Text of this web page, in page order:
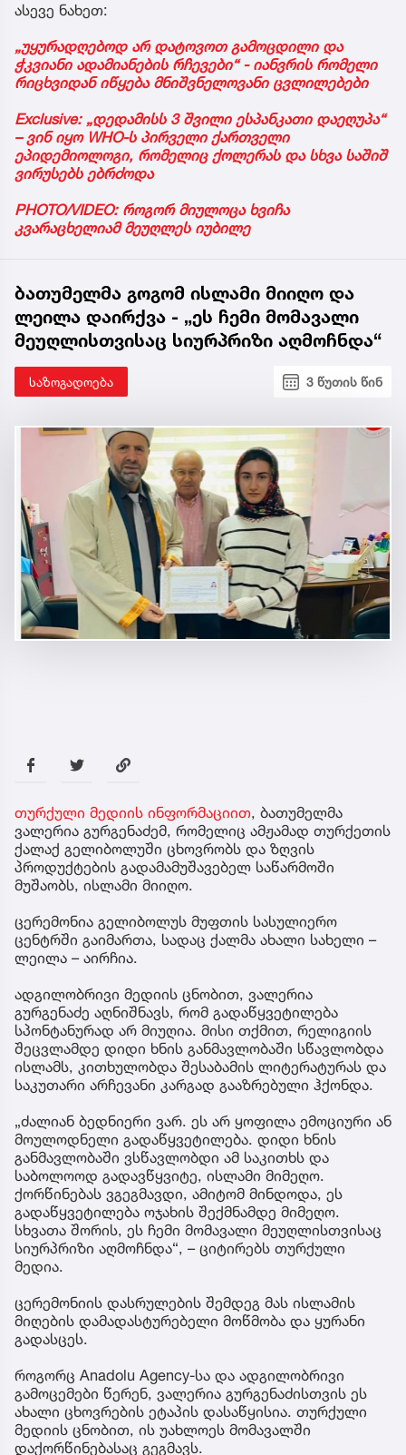
ასევე ნახეთ:
„უყურადღებოდ არ დატოვოთ გამოცდილი და
ჭკვიანი ადამიანების რჩევები“ - იანვრის რომელი
რიცხვიდან იწყება მნიშვნელოვანი ცვლილებები
Exclusive: „დედამისს 3 შვილი ესპანკათი დაეღუპა“
– ვინ იყო WHO-ს პირველი ქართველი
ეპიდემიოლოგი, რომელიც ქოლერას და სხვა საშიშ
ვირუსებს ებრძოდა
PHOTO/VIDEO: როგორ მიულოცა ხვიჩა
კვარაცხელიამ მეუღლეს იუბილე
ბათუმელმა გოგომ ისლამი მიიღო და
ლეილა დაირქვა - „ეს ჩემი მომავალი
მეუღლისთვისაც სიურპრიზი აღმოჩნდა“
საზოგადოება 3 წუთის წინ
თურქული მედიის ინფორმაციით, ბათუმელმა
ვალერია გურგენაძემ, რომელიც ამჟამად თურქეთის
ქალაქ გელიბოლუში ცხოვრობს და ზღვის
პროდუქტების გადამამუშავებელ საწარმოში
მუშაობს, ისლამი მიიღო.
ცერემონია გელიბოლუს მუფთის სასულიერო
ცენტრში გაიმართა, სადაც ქალმა ახალი სახელი –
ლეილა – აირჩია.
ადგილობრივი მედიის ცნობით, ვალერია
გურგენაძე აღნიშნავს, რომ გადაწყვეტილება
სპონტანურად არ მიუღია. მისი თქმით, რელიგიის
შეცვლამდე დიდი ხნის განმავლობაში სწავლობდა
ისლამს, კითხულობდა შესაბამის ლიტერატურას და
საკუთარი არჩევანი კარგად გააზრებული ჰქონდა.
„ძალიან ბედნიერი ვარ. ეს არ ყოფილა ემოციური ან
მოულოდნელი გადაწყვეტილება. დიდი ხნის
განმავლობაში ვსწავლობდი ამ საკითხს და
საბოლოოდ გადავწყვიტე, ისლამი მიმეღო.
ქორწინებას ვგეგმავდი, ამიტომ მინდოდა, ეს
გადაწყვეტილება ოჯახის შექმნამდე მიმეღო.
სხვათა შორის, ეს ჩემი მომავალი მეუღლისთვისაც
სიურპრიზი აღმოჩნდა“, – ციტირებს თურქული
მედია.
ცერემონიის დასრულების შემდეგ მას ისლამის
მიღების დამადასტურებელი მოწმობა და ყურანი
გადასცეს.
როგორც Anadolu Agency-სა და ადგილობრივი
გამოცემები წერენ, ვალერია გურგენაძისთვის ეს
ახალი ცხოვრების ეტაპის დასაწყისია. თურქული
მედიის ცნობით, ის უახლოეს მომავალში
დაქორწინებასაც გეგმავს.